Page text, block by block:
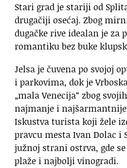
Stari grad je stariji od
drugačiji osećaj. Zbog
dugačke rive idealan je za
romantiku bez buke
Jelsa je čuvena po svojoj
i parkovima, dok je
„mala Venecija“ zbog
najmanje i
Iskustva turista koji žele
pravcu mesta Ivan Dolac i
južnoj strani ostrva, gde
plaže i najbolji vinogradi.